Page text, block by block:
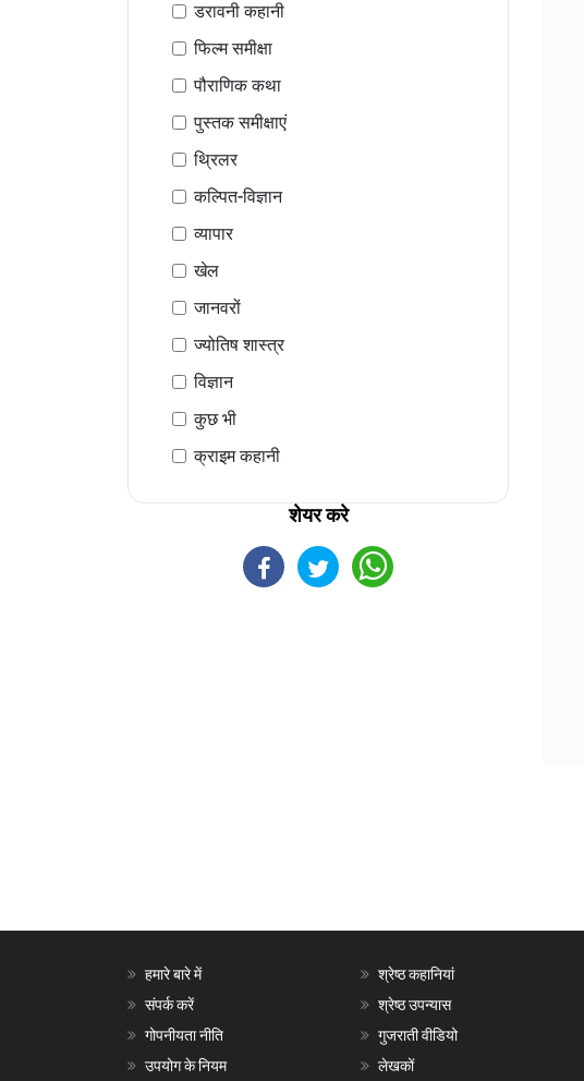
डरावनी कहानी
फिल्म समीक्षा
पौराणिक कथा
पुस्तक समीक्षाएं
थ्रिलर
कल्पित-विज्ञान
व्यापार
खेल
जानवरों
ज्योतिष शास्त्र
विज्ञान
कुछ भी
क्राइम कहानी
शेयर करे
हमारे बारे में
संपर्क करें
गोपनीयता नीति
उपयोग के नियम
श्रेष्ठ कहानियां
श्रेष्ठ उपन्यास
गुजराती वीडियो
लेखकों